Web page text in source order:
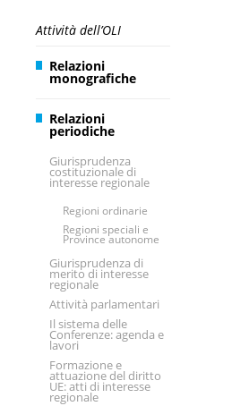
Attività dell’OLI
Relazioni
monografiche
Relazioni
periodiche
Giurisprudenza
costituzionale di
interesse regionale
Regioni ordinarie
Regioni speciali e
Province autonome
Giurisprudenza di
merito di interesse
regionale
Attività parlamentari
Il sistema delle
Conferenze: agenda e
lavori
Formazione e
attuazione del diritto
UE: atti di interesse
regionale